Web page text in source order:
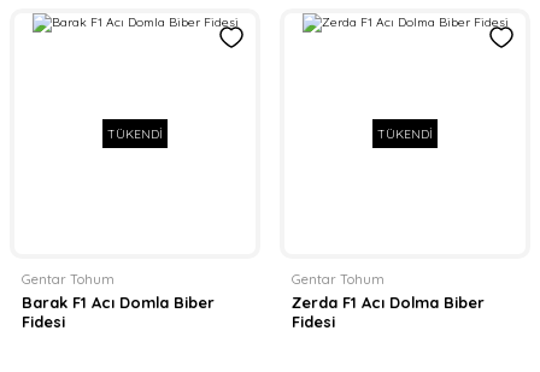
TÜKENDİ
Gentar Tohum
Barak F1 Acı Domla Biber
Fidesi
TÜKENDİ
Gentar Tohum
Zerda F1 Acı Dolma Biber
Fidesi